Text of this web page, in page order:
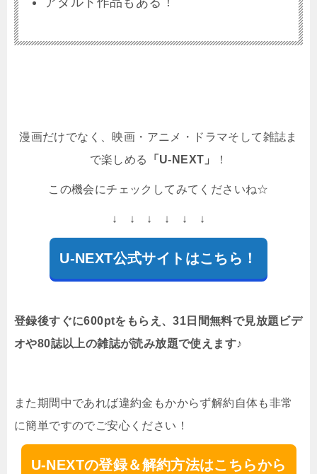
漫画だけでなく、映画・アニメ・ドラマそして雑誌ま
で楽しめる
「U-NEXT」 ！
この機会にチェックしてみてくださいね☆
↓ ↓ ↓ ↓ ↓ ↓
U-NEXT公式サイトはこちら！
登録後すぐに600ptをもらえ、31日間無料で見放題ビデ
オや80誌以上の雑誌が読み放題で使えます♪
また期間中であれば違約金もかからず解約自体も非常
に簡単ですのでご安心ください！
U-NEXTの登録＆解約方法はこちらから